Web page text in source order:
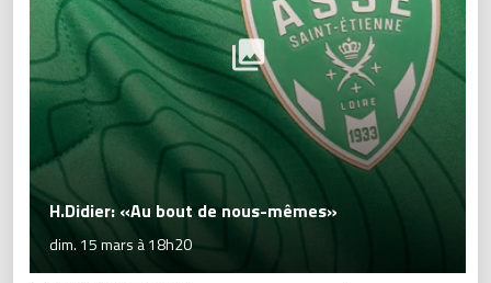
H.Didier: «Au bout de nous-mêmes»
dim. 15 mars à 18h20
ASSE 0-1 Montpellier : avec les
honneurs